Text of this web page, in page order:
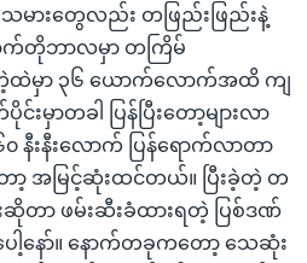
မားတွေလည်း တဖြည်းဖြည်းနဲ့
က်တိုဘာလမှာ တကြိမ်
တဲ့ထဲမှာ ၃၆ ယောက်လောက်အထိ ကျ
းမှာတခါ ပြန်ပြီးတော့များလာ
နီးနီးလောက် ပြန်ရောက်လာတာ
ော့ အမြင့်ဆုံးထင်တယ်။ ပြီးခဲ့တဲ့ တ
တာ ဖမ်းဆီးခံထားရတဲ့ ပြစ်ဒဏ်
ါ့နော်။ နောက်တခုကတော့ သေဆုံး